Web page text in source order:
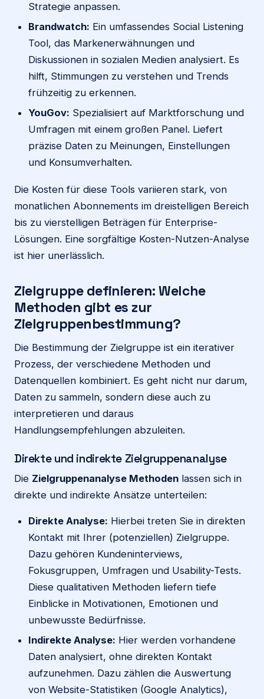
Strategie anpassen.
Brandwatch: Ein umfassendes Social Listening
Tool, das Markenerwähnungen und
Diskussionen in sozialen Medien analysiert. Es
hilft, Stimmungen zu verstehen und Trends
frühzeitig zu erkennen.
YouGov: Spezialisiert auf Marktforschung und
Umfragen mit einem großen Panel. Liefert
präzise Daten zu Meinungen, Einstellungen
und Konsumverhalten.
Die Kosten für diese Tools variieren stark, von
monatlichen Abonnements im dreistelligen Bereich
bis zu vierstelligen Beträgen für Enterprise-
Lösungen. Eine sorgfältige Kosten-Nutzen-Analyse
ist hier unerlässlich.
Zielgruppe definieren: Welche
Methoden gibt es zur
Zielgruppenbestimmung?
Die Bestimmung der Zielgruppe ist ein iterativer
Prozess, der verschiedene Methoden und
Datenquellen kombiniert. Es geht nicht nur darum,
Daten zu sammeln, sondern diese auch zu
interpretieren und daraus
Handlungsempfehlungen abzuleiten.
Direkte und indirekte Zielgruppenanalyse
Die Zielgruppenanalyse Methoden lassen sich in
direkte und indirekte Ansätze unterteilen:
Direkte Analyse: Hierbei treten Sie in direkten
Kontakt mit Ihrer (potenziellen) Zielgruppe.
Dazu gehören Kundeninterviews,
Fokusgruppen, Umfragen und Usability-Tests.
Diese qualitativen Methoden liefern tiefe
Einblicke in Motivationen, Emotionen und
unbewusste Bedürfnisse.
Indirekte Analyse: Hier werden vorhandene
Daten analysiert, ohne direkten Kontakt
aufzunehmen. Dazu zählen die Auswertung
von Website-Statistiken (Google Analytics),